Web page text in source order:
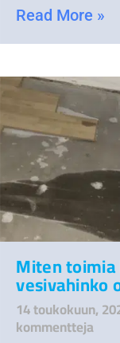
Read More »
Miten
vesivahinko
14 toukokuun,
kommentteja